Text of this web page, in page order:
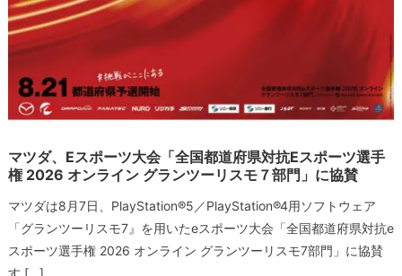
マツダ、eスポーツ大会「全国都道府県対抗eスポーツ選手
権 2026 オンライン グランツーリスモ７部門」に協賛
マツダは8月7日、PlayStation®5／PlayStation®4用ソフトウェア
「グランツーリスモ7』を用いたeスポーツ大会「全国都道府県対抗e
スポーツ選手権 2026 オンライン グランツーリスモ7部門」に協賛
す […]